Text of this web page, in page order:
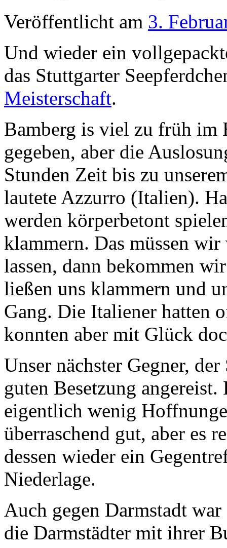
Veröffentlicht am 3.
Und wieder ein
das Stuttgarter
Meisterschaft.
Bamberg is viel zu früh im
gegeben, aber die
Stunden Zeit bis zu
lautete Azzurro (Italien).
werden körperbetont
klammern. Das müssen
lassen, dann bekommen
ließen uns klammern und
Gang. Die Italiener hatten
konnten aber mit Glück
Unser nächster Gegner,
guten Besetzung
eigentlich wenig
überraschend gut, aber es
dessen wieder ein
Niederlage.
Auch gegen Darmstadt
die Darmstädter mit ihrer